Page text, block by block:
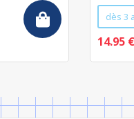
dès 3
14.95 €